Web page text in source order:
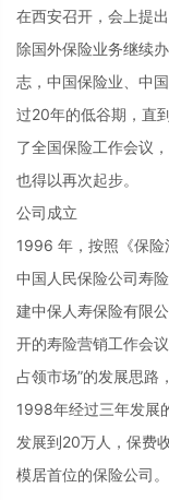
在西安召开，会上提
除国外保险业务继续
志，中国保险业、中
过20年的低谷期，直
了全国保险工作会议
也得以再次起步。
公司成立
1996 年，按照《保
中国人民保险公司寿
建中保人寿保险有限
开的寿险营销工作会
占领市场”的发展思路
1998年经过三年发展
发展到20万人，保费
模居首位的保险公司